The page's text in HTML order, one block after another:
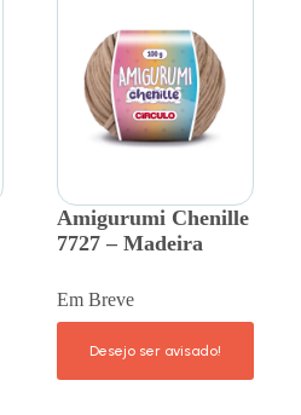
Amigurumi Chenille
7727 – Madeira
Em Breve